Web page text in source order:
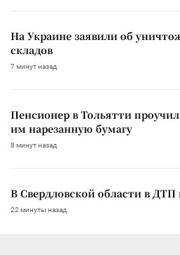
На Украине заявили об
складов
7 минут назад
Пенсионер в Тольятти
им нарезанную бумагу
8 минут назад
В Свердловской области в ДТП
22 минуты назад